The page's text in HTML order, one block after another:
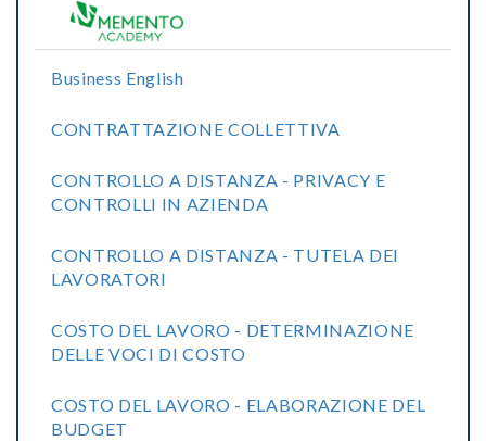
Business English
CONTRATTAZIONE COLLETTIVA
CONTROLLO A DISTANZA - PRIVACY E
CONTROLLI IN AZIENDA
CONTROLLO A DISTANZA - TUTELA DEI
LAVORATORI
COSTO DEL LAVORO - DETERMINAZIONE
DELLE VOCI DI COSTO
COSTO DEL LAVORO - ELABORAZIONE DEL
BUDGET